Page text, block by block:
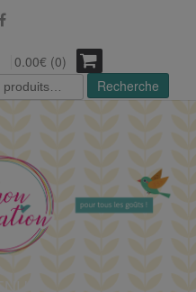
0.00€ (0)
Recherche